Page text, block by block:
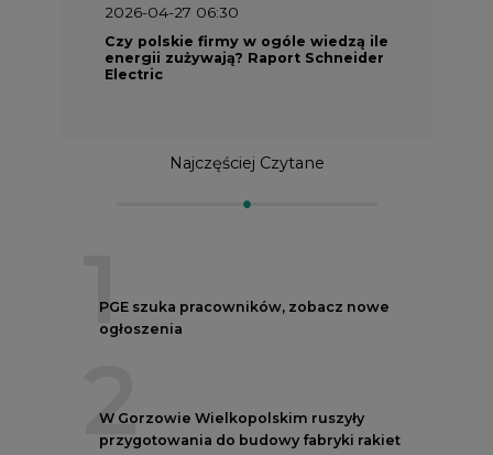
2026-04-27 06:30
Czy polskie firmy w ogóle wiedzą ile
energii zużywają? Raport Schneider
Electric
Najczęściej Czytane
1
PGE szuka pracowników, zobacz nowe
ogłoszenia
2
W Gorzowie Wielkopolskim ruszyły
przygotowania do budowy fabryki rakiet